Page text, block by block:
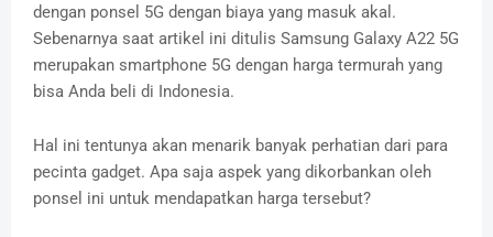
dengan ponsel 5G dengan biaya yang masuk akal.
Sebenarnya saat artikel ini ditulis Samsung Galaxy A22 5G
merupakan smartphone 5G dengan harga termurah yang
bisa Anda beli di Indonesia.
Hal ini tentunya akan menarik banyak perhatian dari para
pecinta gadget. Apa saja aspek yang dikorbankan oleh
ponsel ini untuk mendapatkan harga tersebut?